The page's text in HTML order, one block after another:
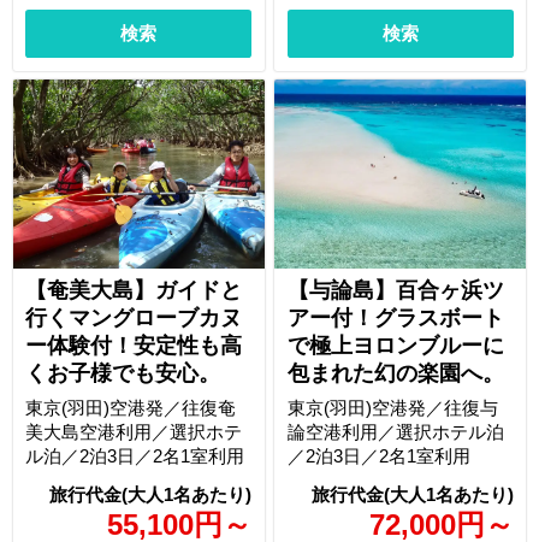
検索 検索
【奄美大島】ガイドと
行くマングローブカヌ
ー体験付！安定性も高
くお子様でも安心。
55,100円 ～
東京(羽田)空港発／往復奄
美大島空港利用／選択ホテ
ル泊／2泊3日／2名1室利用
【与論島】百合ヶ浜ツ
アー付！グラスボート
で極上ヨロンブルーに
包まれた幻の楽園へ。
72,000円 ～
東京(羽田)空港発／往復与
論空港利用／選択ホテル泊
／2泊3日／2名1室利用